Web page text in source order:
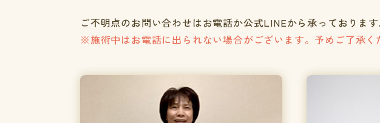
ご不明点のお問い合わせはお電話か公式LINEから承っております
※施術中はお電話に出られない場合がございます。予めご了承く